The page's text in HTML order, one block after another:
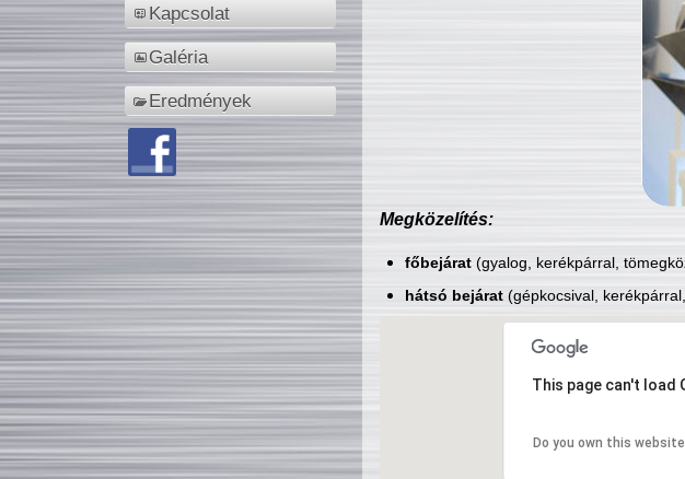
Kapcsolat
Galéria
Eredmények
Megközelítés:
főbejárat(gyalog, kerékpárral,
hátsó bejárat(gépkocsival,
This page can't load
Do you own this